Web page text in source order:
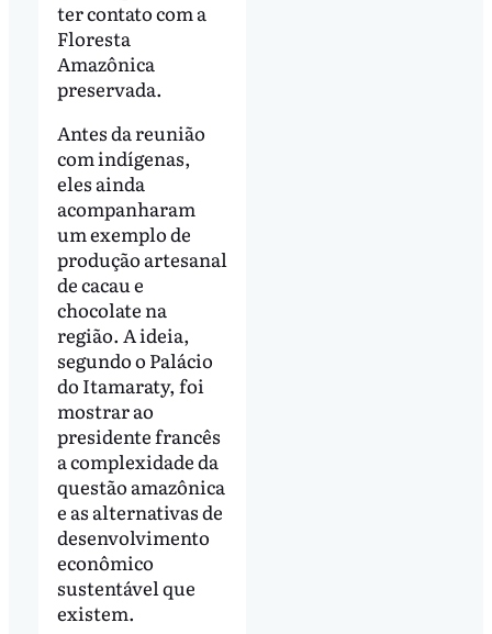
ter contato com a
Floresta
Amazônica
preservada.
Antes da reunião
com indígenas,
eles ainda
acompanharam
um exemplo de
produção artesanal
de cacau e
chocolate na
região. A ideia,
segundo o Palácio
do Itamaraty, foi
mostrar ao
presidente francês
a complexidade da
questão amazônica
e as alternativas de
desenvolvimento
econômico
sustentável que
existem.